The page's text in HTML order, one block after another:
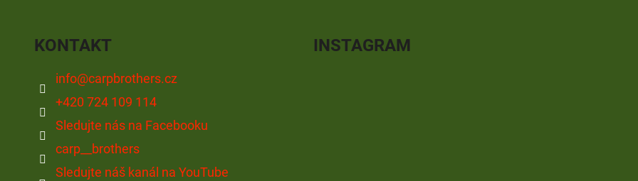
KONTAKT
info@carpbrothers.cz
+420 724 109 114
Sledujte nás na Facebooku
carp__brothers
Sledujte náš kanál na YouTube
INSTAGRAM